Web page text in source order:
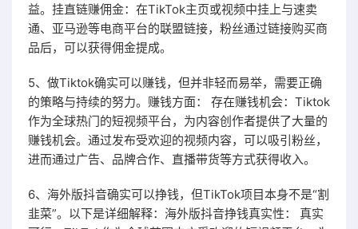
益。挂直链赚佣金：在TikTok主页或视频中挂上与速卖
通、亚马逊等电商平台的联盟链接，粉丝通过链接购买商
品后，可以获得佣金提成。
5、做Tiktok确实可以赚钱，但并非轻而易举，需要正确
的策略与持续的努力。赚钱方面： 存在赚钱机会：Tiktok
作为全球热门的短视频平台，为内容创作者提供了大量的
赚钱机会。通过发布受欢迎的视频内容，可以吸引粉丝，
进而通过广告、品牌合作、直播带货等方式获得收入。
6、海外版抖音确实可以挣钱，但TikTok项目本身不是“割
韭菜”。以下是详细解释：海外版抖音挣钱真实性： 真实